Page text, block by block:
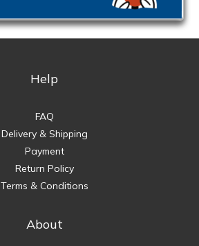
Help
FAQ
Delivery & Shipping
Payment
Return Policy
Terms & Conditions
About